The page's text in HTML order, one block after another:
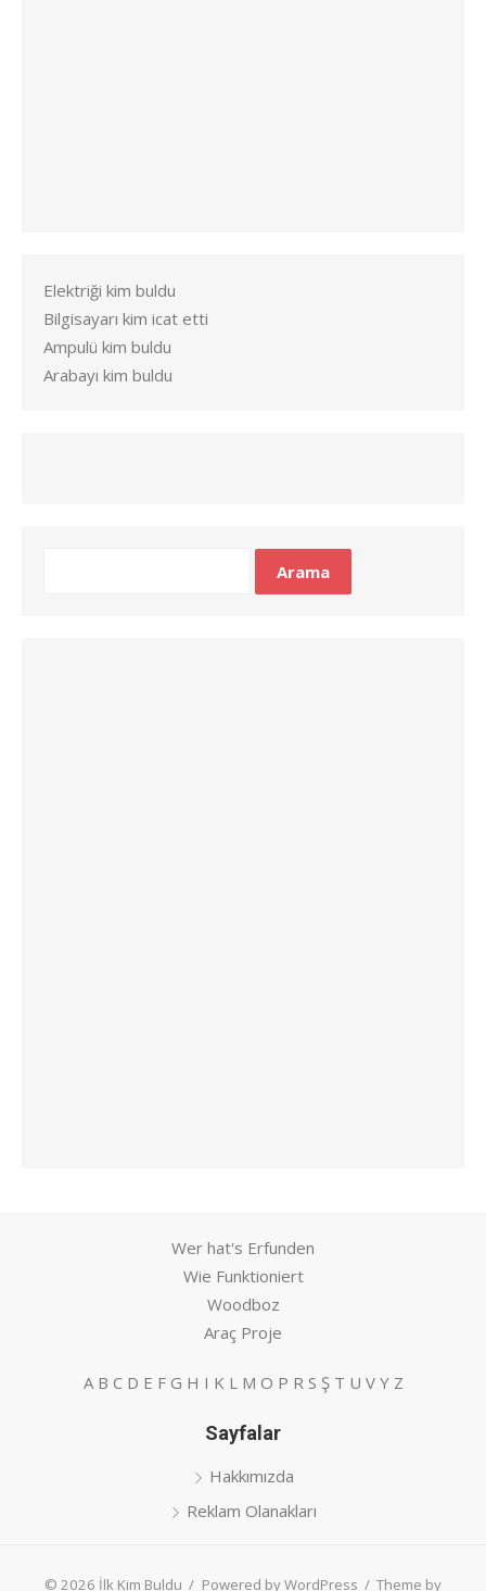
Elektriği kim buldu
Bilgisayarı kim icat etti
Ampulü kim buldu
Arabayı kim buldu
Wer hat's Erfunden
Wie Funktioniert
Woodboz
Araç Proje
A B C D E F G H I K L M O P R S Ş T U V Y Z
Sayfalar
Hakkımızda
Reklam Olanakları
© 2026 İlk Kim Buldu / Powered by WordPress / Theme by